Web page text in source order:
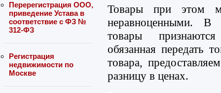
Перерегистрация ООО,
приведение Устава в
соответствие с ФЗ №
312-ФЗ
Регистрация
недвижимости по
Москве
Товары при этом
неравноценными. В
товары
обязанная передать
товара,
разницу в ценах.